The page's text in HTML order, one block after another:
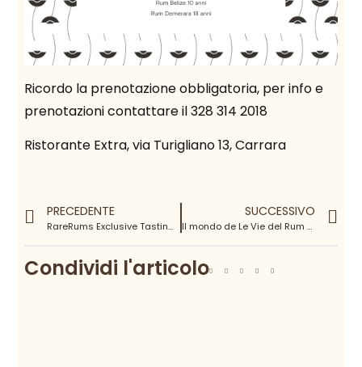
Ricordo la prenotazione obbligatoria, per info e
prenotazioni contattare il 328 314 2018
Ristorante Extra, via Turigliano 13, Carrara
PRECEDENTE
RareRums Exclusive Tasting, la degustazione esclusiva di primavera 2017 @ Cibus Wine & Food Club
SUCCESSIVO
Il mondo de Le Vie del Rum @ Flair Project – Roma
Condividi l'articolo